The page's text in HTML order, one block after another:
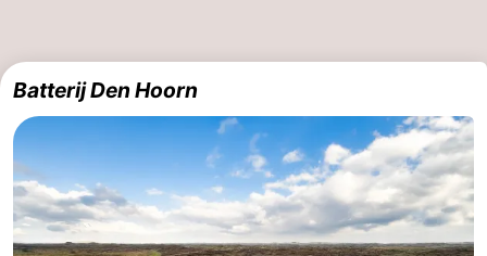
Batterij Den Hoorn